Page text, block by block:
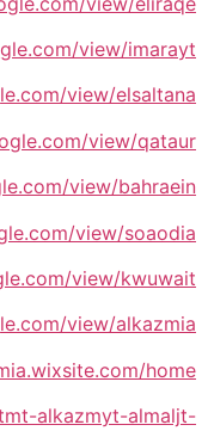
view/imarayt
view/elsaltana
view/qataur
view/bahraein
view/soaodia
view/kwuwait
view/alkazmia
home
alkazmyt-almaljt-